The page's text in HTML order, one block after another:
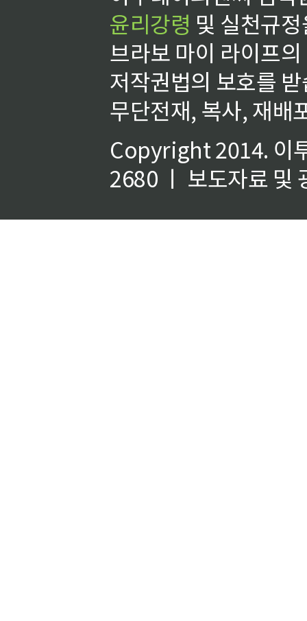
윤리강령 및 실천규
브라보 마이 라이프
저작권법의 보호를
무단전재, 복사, 재배
Copyright 2014. 이
2680 ㅣ 보도자료